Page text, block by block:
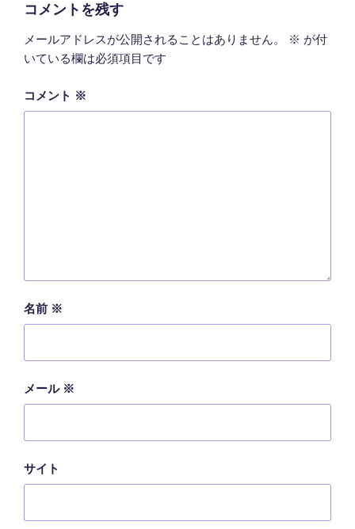
コメントを残す
メールアドレスが公開されることはありません。 ※ が付
いている欄は必須項目です
コメント ※
名前 ※
メール ※
サイト